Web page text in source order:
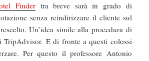
Findertra breve sarà in grado di
senza reindirizzare il cliente sul
Un’idea simile alla procedura di
TripAdvisor. E di fronte a questi colossi
Per questo il professore Antonio